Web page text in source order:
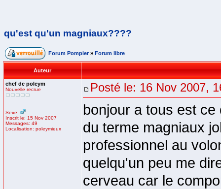
qu'est qu'un magniaux????
Forum Pompier » Forum libre
Auteur
chef de poleym
Nouvelle recrue
Sexe:
Inscrit le: 15 Nov 2007
Messages: 49
Localisation: poleymieux
Posté le: 16 Nov 2007,
bonjour a tous est
du terme magniaux
professionnel au
quelqu'un peu me
cerveau car le